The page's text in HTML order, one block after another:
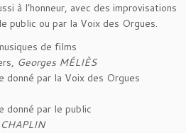
à l’honneur, avec des improvisations
public ou par la Voix des Orgues.
de films
Georges MÉLIÈS
donné par la Voix des Orgues
donné par le public